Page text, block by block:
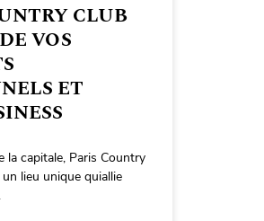
CLUB
VOS
ET
la capitale, Paris Country
lieu unique quiallie